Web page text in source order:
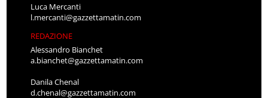
Luca Mercanti
l.mercanti@gazzettamatin.com
REDAZIONE
Alessandro Bianchet
a.bianchet@gazzettamatin.com
Danila Chenal
d.chenal@gazzettamatin.com